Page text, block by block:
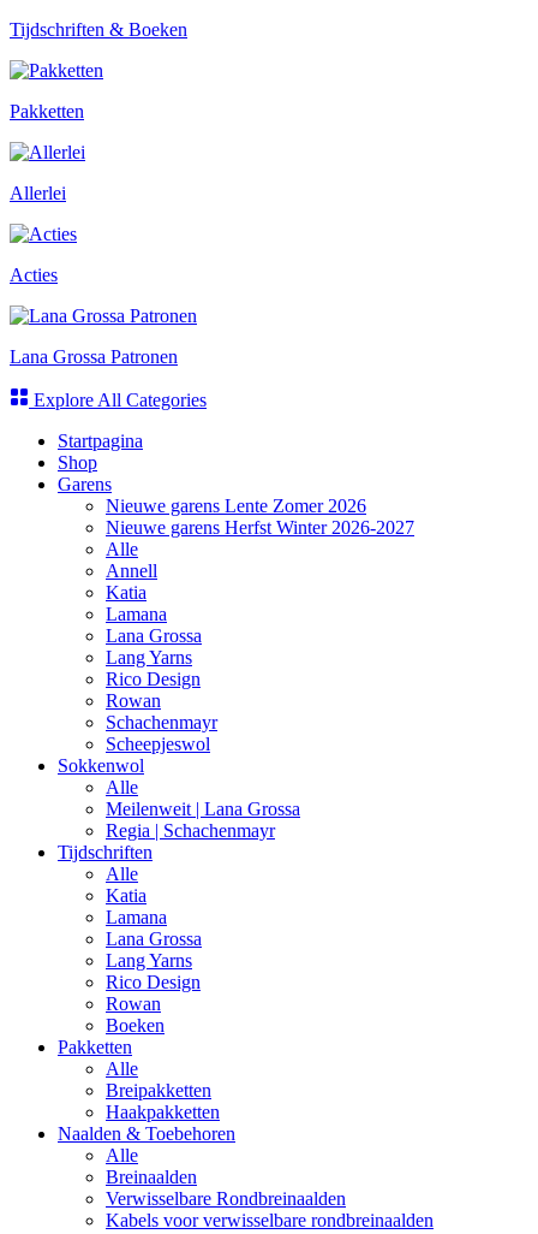
Tijdschriften & Boeken
Pakketten
Allerlei
Acties
Lana Grossa Patronen
Explore All Categories
Startpagina
Shop
Garens
Nieuwe garens Lente Zomer 2026
Nieuwe garens Herfst Winter 2026-2027
Alle
Annell
Katia
Lamana
Lana Grossa
Lang Yarns
Rico Design
Rowan
Schachenmayr
Scheepjeswol
Sokkenwol
Alle
Meilenweit | Lana Grossa
Regia | Schachenmayr
Tijdschriften
Alle
Katia
Lamana
Lana Grossa
Lang Yarns
Rico Design
Rowan
Boeken
Pakketten
Alle
Breipakketten
Haakpakketten
Naalden & Toebehoren
Alle
Breinaalden
Verwisselbare Rondbreinaalden
Kabels voor verwisselbare rondbreinaalden